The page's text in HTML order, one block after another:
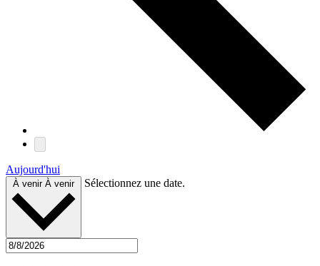
Aujourd'hui
À venir À venir Sélectionnez une date.